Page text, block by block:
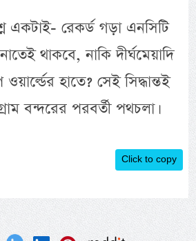
একটাই- রেকর্ড গড়া এনসিটি
থাকবে, নাকি দীর্ঘমেয়াদি
হাতে? সেই সিদ্ধান্তই
বন্দরের পরবর্তী পথচলা।
Click to copy